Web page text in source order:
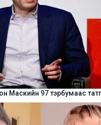
Маскийн 97 тэрбумаас